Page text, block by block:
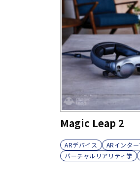
Magic Leap 2
ARデバイス
ARインター
バーチャルリアリティ学